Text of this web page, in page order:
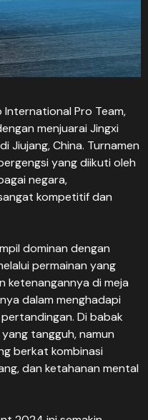
International Pro Team,
menjuarai Jingxi
Jiujang, China. Turnamen
yang diikuti oleh
negara,
kompetitif dan
dominan dengan
permainan yang
ketenangannya di meja
dalam menghadapi
Di babak
tangguh, namun
berkat kombinasi
dan ketahanan mental